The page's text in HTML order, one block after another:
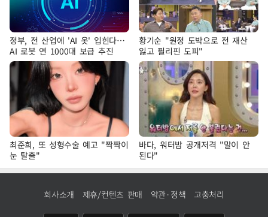
정부, 전 산업에 'AI 옷' 입힌다…
AI 로봇 연 1000대 보급 추진
황기순 "원정 도박으로 전 재산
잃고 필리핀 도피"
최준희, 또 성형수술 예고 "짝짝이
눈 탈출"
바다, 워터밤 공개저격 "말이 안
된다"
회사소개 제휴/컨텐츠 판매 약관·정책 고충처리